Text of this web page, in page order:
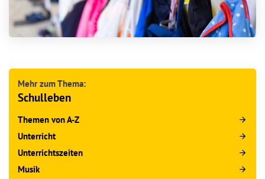
Mehr zum Thema:
Schulleben
Themen von A-Z
Unterricht
Unterrichtszeiten
Musik